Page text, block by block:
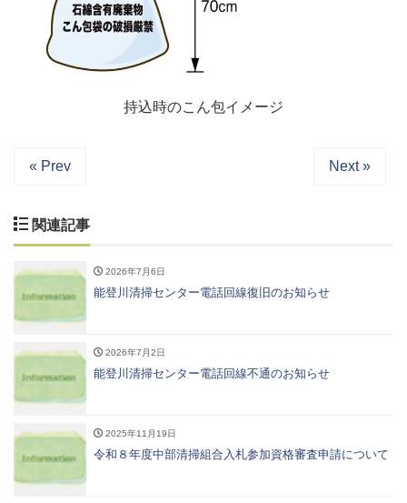
持込時のこん包イメージ
« Prev Next »
関連記事
2026年7月6日
能登川清掃センター電話回線復旧のお知らせ
2026年7月2日
能登川清掃センター電話回線不通のお知らせ
2025年11月19日
令和８年度中部清掃組合入札参加資格審査申請について